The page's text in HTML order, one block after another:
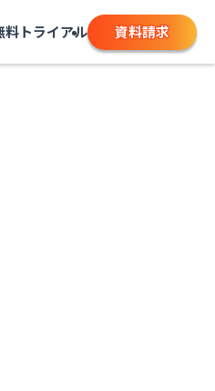
料トライアル 資料請求